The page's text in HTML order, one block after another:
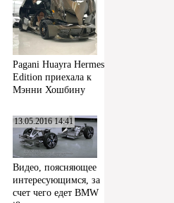
Pagani Huayra Hermes
Edition приехала к
Мэнни Хошбину
13.05.2016 14:41
Видео, поясняющее
интересующимся, за
счет чего едет BMW